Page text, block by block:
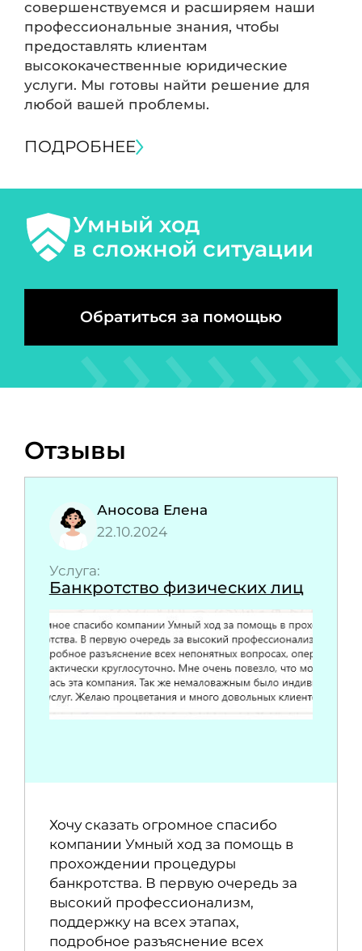
совершенствуемся и расширяем наши
профессиональные знания, чтобы
предоставлять клиентам
высококачественные юридические
услуги. Мы готовы найти решение для
любой вашей проблемы.
ПОДРОБНЕЕ
Умный ход
в сложной ситуации
Обратиться за помощью
Отзывы
Аносова Елена
22.10.2024
Услуга:
Банкротство физических лиц
Хочу сказать огромное спасибо
компании Умный ход за помощь в
прохождении процедуры
банкротства. В первую очередь за
высокий профессионализм,
поддержку на всех этапах,
подробное разъяснение всех